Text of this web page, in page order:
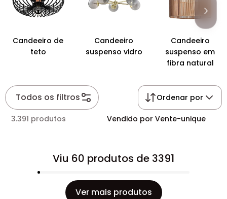
Candeeiro de
teto
Candeeiro
suspenso vidro
Candeeiro
suspenso em
fibra natural
Todos os filtros Ordenar por
3.391 produtos Vendido por Vente-unique
Viu 60 produtos de 3391
Ver mais produtos